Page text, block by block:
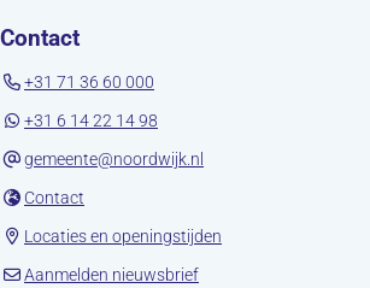
Contact
+31 71 36 60 000
+31 6 14 22 14 98
gemeente@noordwijk.nl
Contact
Locaties en openingstijden
Aanmelden nieuwsbrief(opent in nieuw tabblad)